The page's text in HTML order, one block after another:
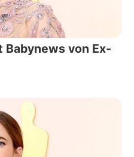
von Ex-